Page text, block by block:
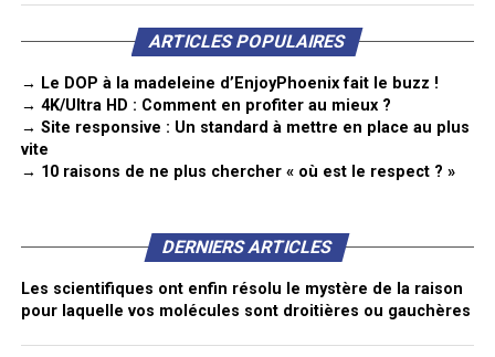
ARTICLES POPULAIRES
→ Le DOP à la madeleine d’EnjoyPhoenix fait le buzz !
→ 4K/Ultra HD : Comment en profiter au mieux ?
→ Site responsive : Un standard à mettre en place au plus
vite
→ 10 raisons de ne plus chercher « où est le respect ? »
DERNIERS ARTICLES
Les scientifiques ont enfin résolu le mystère de la raison
pour laquelle vos molécules sont droitières ou gauchères